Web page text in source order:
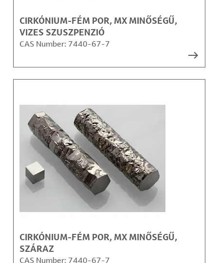
CIRKÓNIUM-FÉM POR, MX MINŐSÉGŰ,
VIZES SZUSZPENZIÓ
CAS Number: 7440-67-7
CIRKÓNIUM-FÉM POR, MX MINŐSÉGŰ,
SZÁRAZ
CAS Number: 7440-67-7